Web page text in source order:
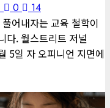
0 14
어내자는 교육 철학이
다. 월스트리트 저널
일 자 오피니언 지면에